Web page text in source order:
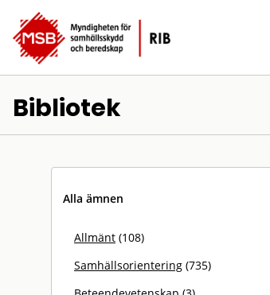
Bibliotek
Alla ämnen
Allmänt (108)
Samhällsorientering (735)